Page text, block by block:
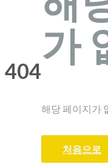
404가
해당 페이지가
처음으로